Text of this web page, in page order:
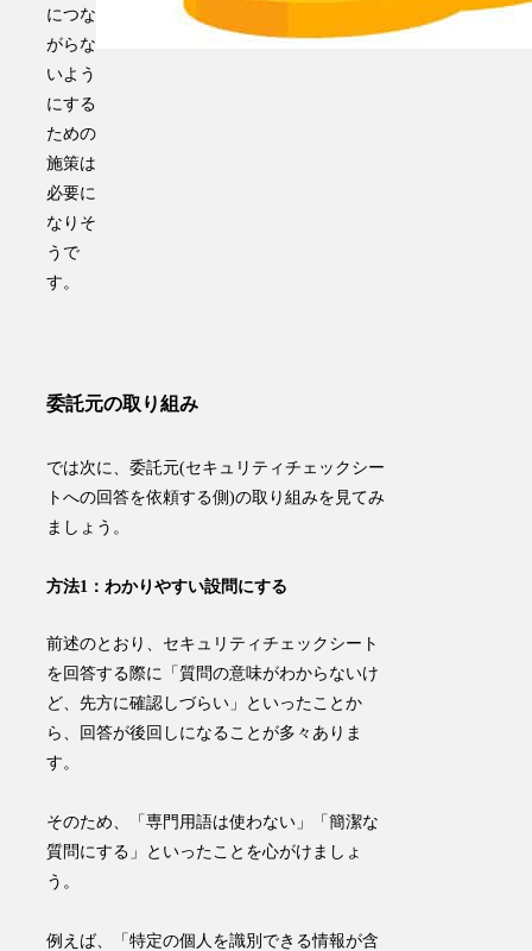
につな
がらな
いよう
にする
ための
施策は
必要に
なりそ
うで
す。
委託元の取り組み
では次に、委託元(セキュリティチェックシー
トへの回答を依頼する側)の取り組みを見てみ
ましょう。
方法1：わかりやすい設問にする
前述のとおり、セキュリティチェックシート
を回答する際に「質問の意味がわからないけ
ど、先方に確認しづらい」といったことか
ら、回答が後回しになることが多々ありま
す。
そのため、「専門用語は使わない 」「簡潔な
質問にする 」といったことを心がけましょ
う。
例えば、「特定の個人を識別できる情報が含